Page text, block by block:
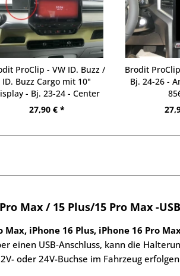
ProClip - VW ID. Buzz /
ID. Buzz Cargo mit 10"
- Bj. 23-24 - Center
Mount - 855844
27,90 € *
Brodit
Bj. 24-26 -
Max / 15 Plus/15 Pro Max -
Max, iPhone 16 Plus, iPhone 16 Pro
einen USB-Anschluss, kann die
oder 24V-Buchse im Fahrzeug